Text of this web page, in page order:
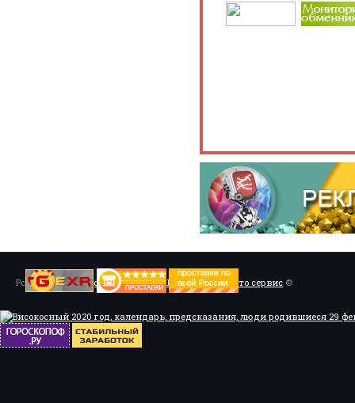
Powered byУстановка системы ABS, Тюнинг/Мото сервис ©